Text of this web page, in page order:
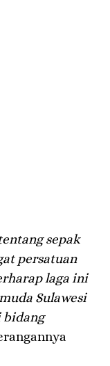
sepak
persatuan
laga ini
Sulawesi
bidang